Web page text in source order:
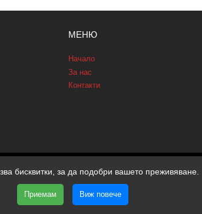
МЕНЮ
Начало
За нас
Контакти
бисквитки, за да подобри вашето преживяване.
Приемам Виж повече